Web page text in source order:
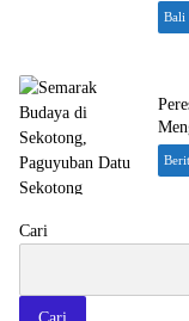
Bali
Cari